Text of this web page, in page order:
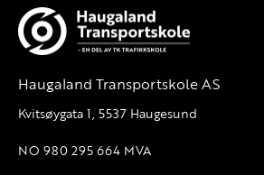
Haugaland Transportskole AS
Kvitsøygata 1, 5537 Haugesund
NO 980 295 664 MVA